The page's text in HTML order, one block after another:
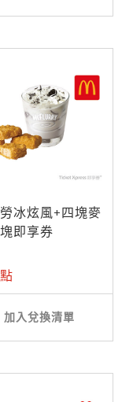
冰炫風+四塊麥
即享券
加入兌換清單